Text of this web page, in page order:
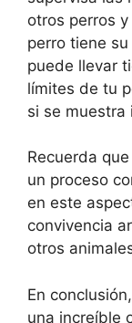
otros perros
perro tiene
puede llevar
límites de tu
si se muestra
Recuerda
un proceso
en este
convivencia
otros
En
una increíble